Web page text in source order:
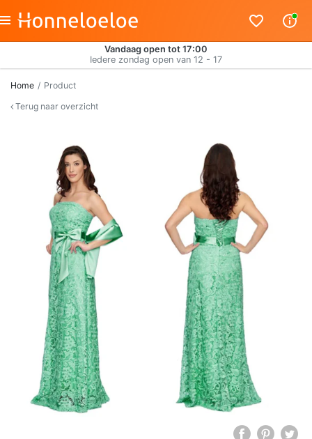
Vandaag open tot 17:00
Iedere zondag open van 12 - 17
Home
Product
Terug naar overzicht